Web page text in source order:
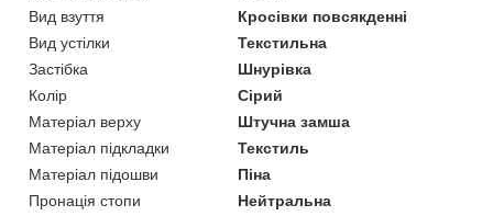
Вид взуття
Кросівки повсякденні
Вид устілки
Текстильна
Застібка
Шнурівка
Колір
Сірий
Матеріал верху
Штучна замша
Матеріал підкладки
Текстиль
Матеріал підошви
Піна
Пронація стопи
Нейтральна